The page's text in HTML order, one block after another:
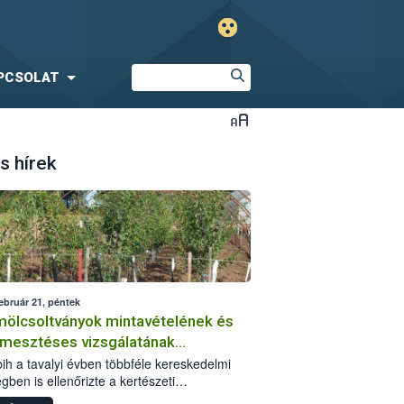
hírek
21, péntek
mintavételének és
vizsgálatának
a tavalyi évben többféle kereskedelmi
is ellenőrizte a kertészeti
Az adminisztratív szempontú